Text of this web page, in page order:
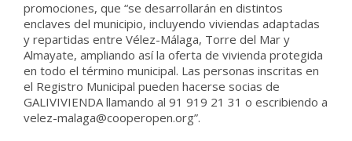
promociones, que “se desarrollarán en distintos
enclaves del municipio, incluyendo viviendas adaptadas
y repartidas entre Vélez-Málaga, Torre del Mar y
Almayate, ampliando así la oferta de vivienda protegida
en todo el término municipal. Las personas inscritas en
el Registro Municipal pueden hacerse socias de
GALIVIVIENDA llamando al 91 919 21 31 o escribiendo a
velez-malaga@cooperopen.org”.